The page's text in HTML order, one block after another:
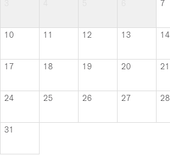
7
10 11 12 13 14
17 18 19 20 21
24 25 26 27 28
31